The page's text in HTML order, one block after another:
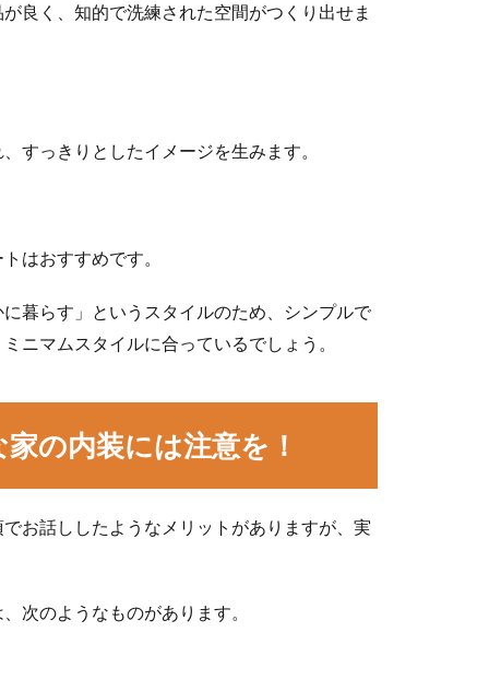
良く、知的で洗練された空間がつくり出せま
すっきりとしたイメージを生みます。
はおすすめです。
暮らす」というスタイルのため、シンプルで
ニマムスタイルに合っているでしょう。
の内装には注意を！
お話ししたようなメリットがありますが、実
次のようなものがあります。